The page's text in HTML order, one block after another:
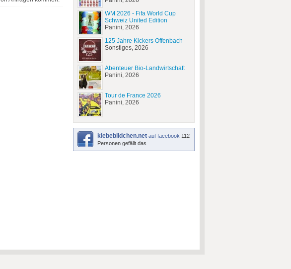
WM 2026 - Fifa World Cup
Schweiz United Edition
Panini, 2026
125 Jahre Kickers Offenbach
Sonstiges, 2026
Abenteuer Bio-Landwirtschaft
Panini, 2026
Tour de France 2026
Panini, 2026
klebebildchen.netauf facebook 112
Personen gefällt das